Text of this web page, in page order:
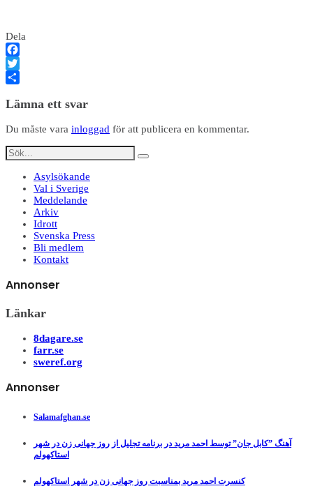
Dela
Facebook
Twitter
Lämna ett svar
Du måste vara inloggad för att publicera en kommentar.
Asylsökande
Val i Sverige
Meddelande
Arkiv
Idrott
Svenska Press
Bli medlem
Kontakt
Annonser
Länkar
8dagare.se
farr.se
sweref.org
Annonser
Salamafghan.se
آهنگ ”کابل جان” توسط احمد مرید در برنامه تجلیل از روز جهانی زن در شهر
استاکهولم
کنسرت احمد مرید بمناسبت روز جهانی زن در شهر استاکهولم